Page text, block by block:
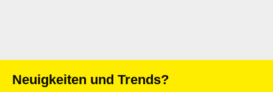
Neuigkeiten und Trends?